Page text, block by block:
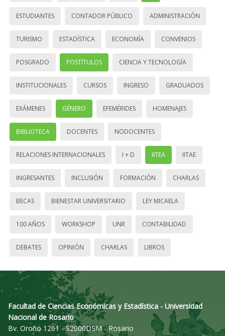
ESTUDIANTES CONTADOR PÚBLICO ADMINISTRACIÓN
TURISMO ESTADÍSTICA ECONOMÍA CONVENIOS
POSGRADO POSTÍTULOS CIENCIA Y TECNOLOGÍA
INSTITUCIONALES CURSOS INGRESO GRADUADOS
EXÁMENES GÉNERO EFEMÉRIDES HOMENAJES
BIBLIOTECA DOCENTES NODOCENTES
RELACIONES INTERNACIONALES I + D IITEA IITAE
INGRESANTES INCLUSIÓN FORMACIÓN CHARLAS
BECAS BIENESTAR UNIVERSITARIO LEY MICAELA
100 AÑOS WORKSHOP UNR CONTABILIDAD
DEBATES OPINIÓN CHARLAS LIBROS
Facultad de Ciencias Económicas y Estadística - Universidad
Nacional de Rosario
Bv. Oroño 1261 - S2000DSM - Rosario